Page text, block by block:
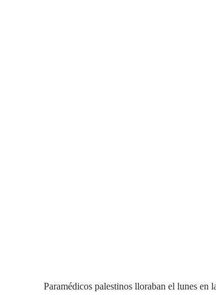
Paramédicos palestinos lloraban el lunes en